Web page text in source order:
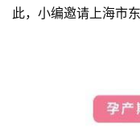
此，小编邀请上海市